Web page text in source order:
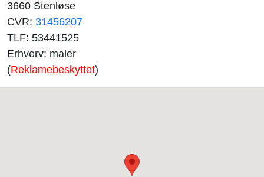
3660 Stenløse
CVR: 31456207
TLF: 53441525
Erhverv: maler
(Reklamebeskyttet)